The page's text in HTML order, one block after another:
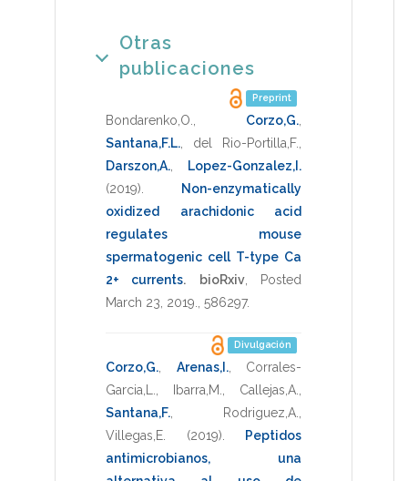
Otras
publicaciones
Preprint
Bondarenko,O. Corzo,G.
Santana,F.L.
del Rio-Portilla,F.
Darszon,A.
Lopez-Gonzalez,I.
(2019)
Non-enzymatically
oxidized arachidonic acid
regulates mouse
spermatogenic cell T-type Ca
2+ currents. bioRxiv, Posted
March 23, 2019.
586297.
Divulgación
Corzo,G. Arenas,I., Corrales-
Garcia,L.
Ibarra,M. Callejas,A.
Santana,F.
Rodriguez,A.
Villegas,E.
(2019)
Peptidos
antimicrobianos, una